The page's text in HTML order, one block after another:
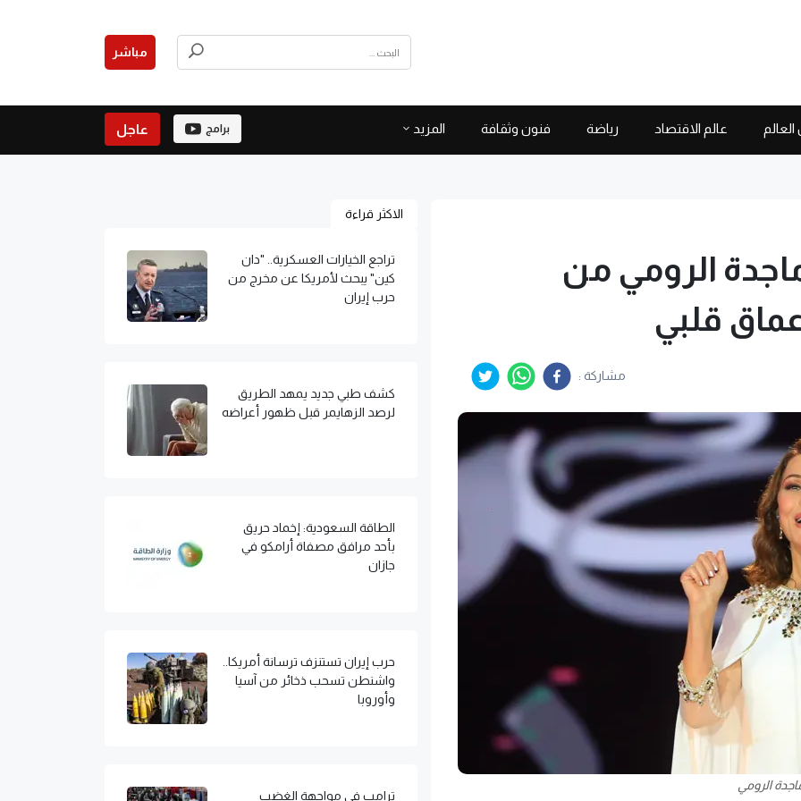
مباشر
عالم الاقتصاد رياضة فنون وثقافة المزيد برامج عاجل
الرومي من
قلبي
مشاركة :
الرومي
الاكثر قراءة
تراجع الخيارات العسكرية.. "دان
كين" يبحث لأمريكا عن مخرج من
حرب إيران
كشف طبي جديد يمهد الطريق
لرصد الزهايمر قبل ظهور أعراضه
الطاقة السعودية: إخماد حريق
بأحد مرافق مصفاة أرامكو في
جازان
حرب إيران تستنزف ترسانة أمريكا..
واشنطن تسحب ذخائر من آسيا
وأوروبا
ترامب في مواجهة الغضب